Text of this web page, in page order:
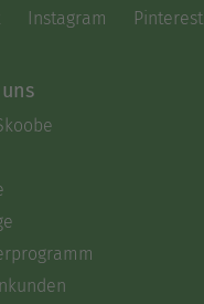
Instagram Pinterest